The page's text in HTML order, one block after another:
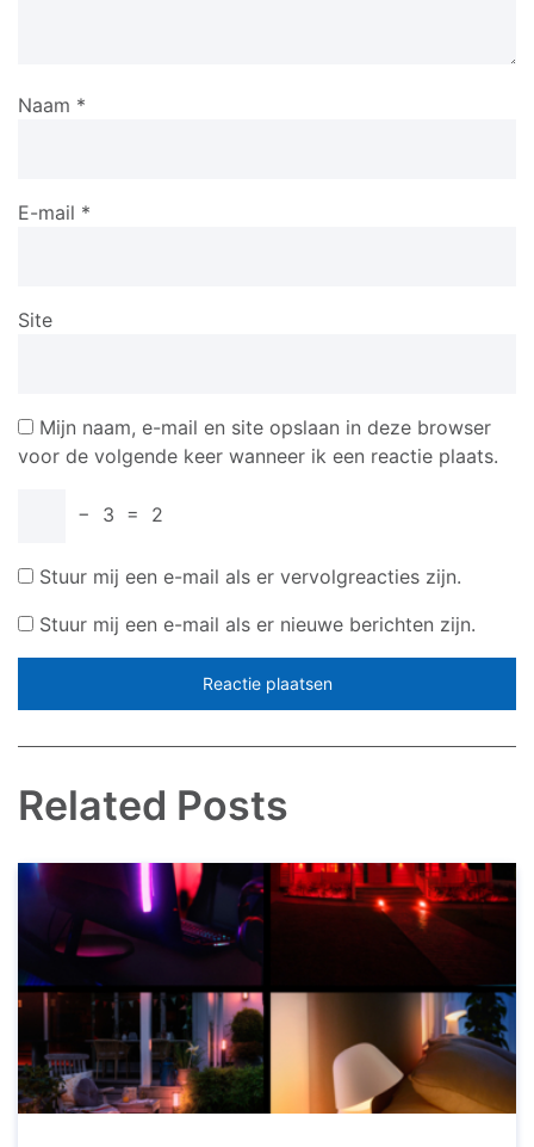
Naam *
E-mail *
Site
Mijn naam, e-mail en site opslaan in deze browser
voor de volgende keer wanneer ik een reactie plaats.
− 3 = 2
Stuur mij een e-mail als er vervolgreacties zijn.
Stuur mij een e-mail als er nieuwe berichten zijn.
Related Posts